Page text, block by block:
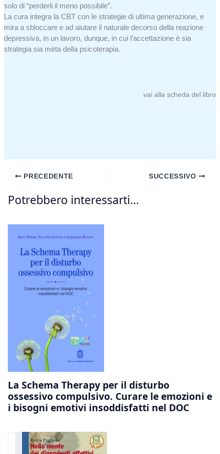
solo di “perderli il meno possibile”.
La cura integra la CBT con le strategie di ultima generazione, e
mira a sbloccare e ad aiutare il naturale decorso della reazione
depressiva, in un lavoro, dunque, in cui l’accettazione è sia
strategia sia mèta della psicoterapia.
vai alla scheda del libro
PRECEDENTE SUCCESSIVO
Potrebbero interessarti...
La Schema Therapy per il disturbo
ossessivo compulsivo. Curare le emozioni e
i bisogni emotivi insoddisfatti nel DOC